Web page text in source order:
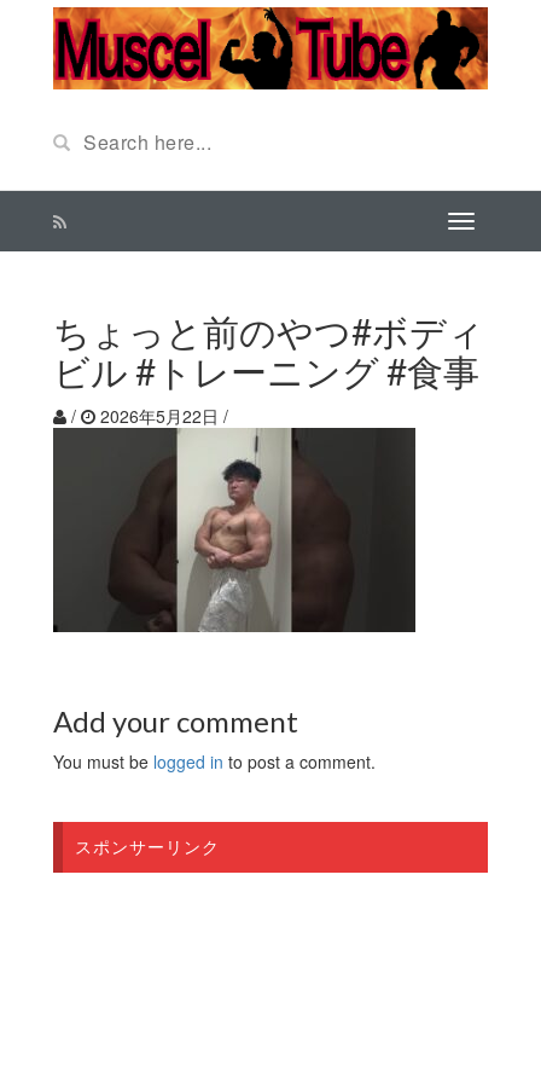
ちょっと前のやつ#ボディ
ビル #トレーニング #食事
/ 2026年5月22日 /
Add your comment
You must be logged in to post a comment.
スポンサーリンク